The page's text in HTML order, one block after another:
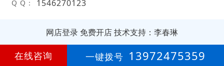
Q Q： 1546270123
网店登录 免费开店技术支持：李春琳
第9年
在线咨询 一键拨号 13972475359